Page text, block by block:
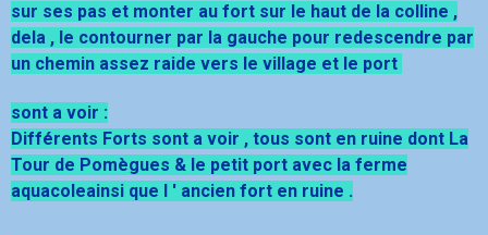
sur ses pas et monter au fort sur le haut de la colline ,
dela , le contourner par la gauche pour redescendre par
un chemin assez raide vers le village et le port
sont a voir :
Différents Forts sont a voir , tous sont en ruine dont La
Tour de Pomègues & le petit port avec la ferme
aquacoleainsi que l ' ancien fort en ruine .